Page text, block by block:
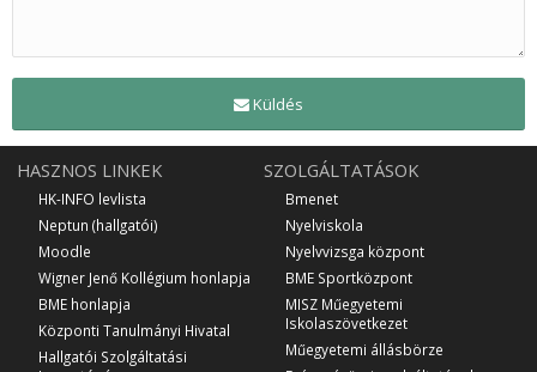
Küldés
HASZNOS LINKEK
HK-INFO levlista
Neptun (hallgatói)
Moodle
Wigner Jenő Kollégium honlapja
BME honlapja
Központi Tanulmányi Hivatal
Hallgatói Szolgáltatási
SZOLGÁLTATÁSOK
Bmenet
Nyelviskola
Nyelvvizsga központ
BME Sportközpont
MISZ Műegyetemi
Iskolaszövetkezet
Műegyetemi állásbörze